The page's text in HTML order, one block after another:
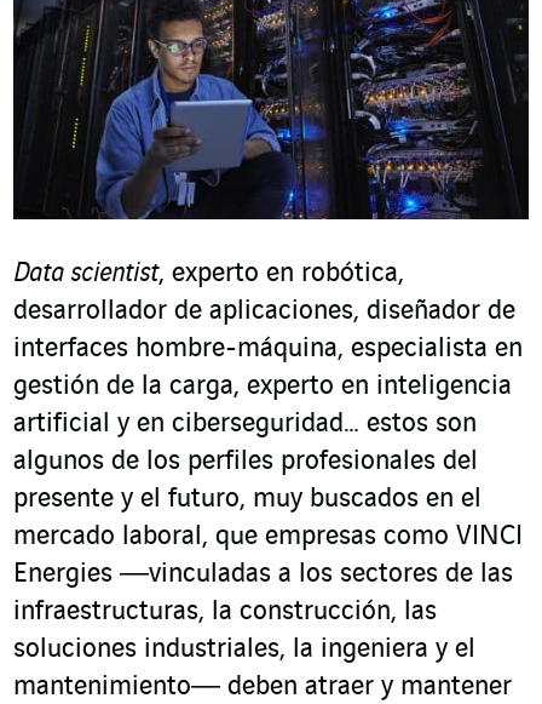
Data scientist, experto en robótica,
desarrollador de aplicaciones, diseñador de
interfaces hombre-máquina, especialista en
gestión de la carga, experto en inteligencia
artificial y en ciberseguridad… estos son
algunos de los perfiles profesionales del
presente y el futuro, muy buscados en el
mercado laboral, que empresas como VINCI
Energies ―vinculadas a los sectores de las
infraestructuras, la construcción, las
soluciones industriales, la ingeniera y el
mantenimiento― deben atraer y mantener